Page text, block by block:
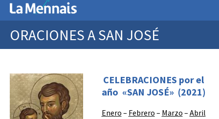
ORACIONES A SAN JOSÉ
CELEBRACIONES por el
año «SAN JOSÉ» (2021)
Enero – Febrero – Marzo – Abril